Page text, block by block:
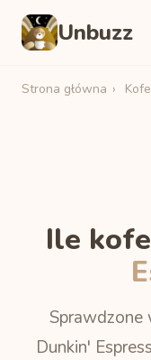
Unbuzz
Strona główna ›
Ile
Sprawdzone
Dunkin'